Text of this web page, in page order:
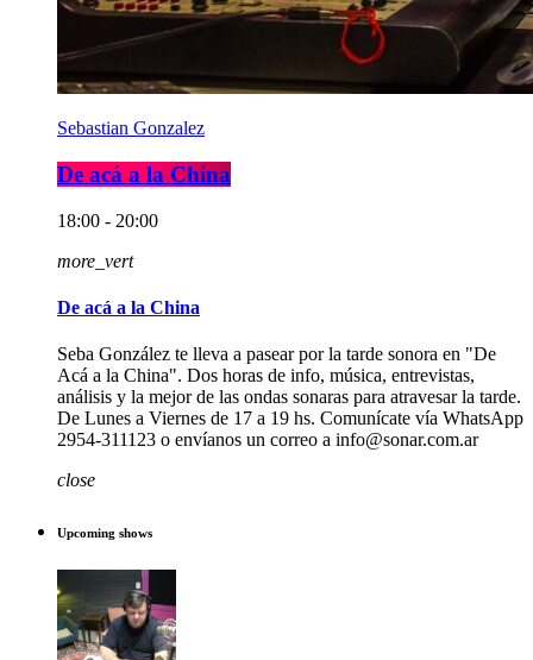
Sebastian Gonzalez
De acá a la China
18:00 - 20:00
more_vert
De acá a la China
Seba González te lleva a pasear por la tarde sonora en "De
Acá a la China". Dos horas de info, música, entrevistas,
análisis y la mejor de las ondas sonaras para atravesar la tarde.
De Lunes a Viernes de 17 a 19 hs. Comunícate vía WhatsApp
2954-311123 o envíanos un correo a info@sonar.com.ar
close
Upcoming shows